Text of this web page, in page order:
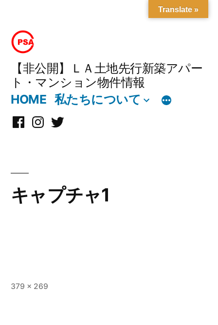
【非公開】ＬＡ土地先行新築アパー
ト・マンション物件情報
HOME 私たちについて
Facebook
Instagram
X
キャプチャ1
フ
379 × 269
Translate »